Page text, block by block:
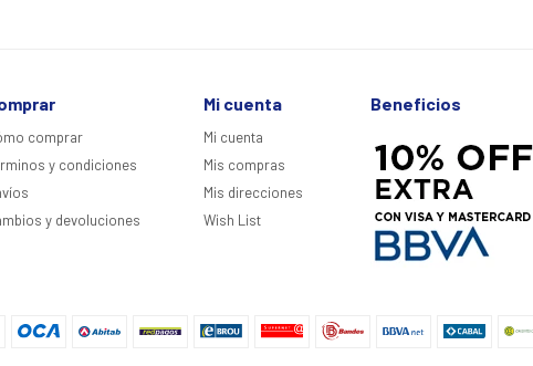
comprar
y condiciones
y devoluciones
Mi cuenta
Mi cuenta
Mis compras
Mis direcciones
Wish List
Beneficios